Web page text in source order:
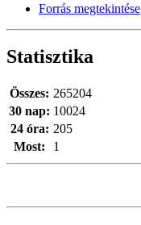
Forrás megtekintése
Statisztika
Most: 1
Összes: 265204
30 nap: 10024
24 óra: 205